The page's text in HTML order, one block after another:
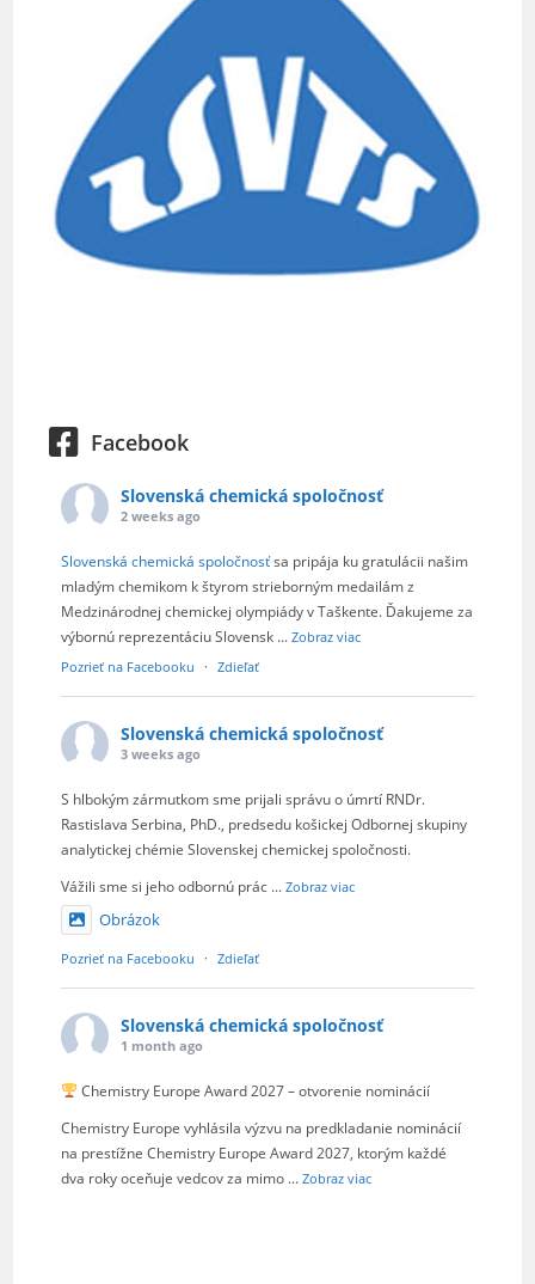
Facebook
Slovenská chemická spoločnosť
2 weeks ago
Slovenská chemická spoločnosťsa pripája ku gratulácii našim
mladým chemikom k štyrom strieborným medailám z
Medzinárodnej chemickej olympiády v Taškente. Ďakujeme za
výbornú reprezentáciu Slovensk ...Zobraz viac
Pozrieť na Facebooku
· Zdieľať
Slovenská chemická spoločnosť
3 weeks ago
S hlbokým zármutkom sme prijali správu o úmrtí RNDr.
Rastislava Serbina, PhD., predsedu košickej Odbornej skupiny
analytickej chémie Slovenskej chemickej spoločnosti.
Vážili sme si jeho odbornú prác ...Zobraz viac
Obrázok
Pozrieť na Facebooku · Zdieľať
Slovenská chemická spoločnosť
1 month ago
Chemistry Europe Award 2027 – otvorenie nominácií
Chemistry Europe vyhlásila výzvu na predkladanie nominácií
na prestížne Chemistry Europe Award 2027, ktorým každé
dva roky oceňuje vedcov za mimo ...Zobraz viac